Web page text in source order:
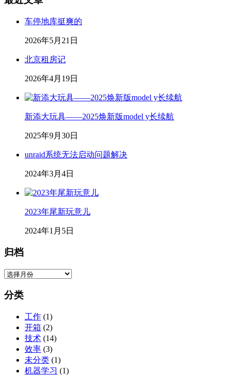
车停地库挺爽的
2026年5月21日
北京租房记
2026年4月19日
新添大玩具——2025焕新版model y长续航
2025年9月30日
unraid系统无法启动问题解决
2024年3月4日
2023年尾新玩意儿
2024年1月5日
归档
归
分类
工作 (1)
开箱 (2)
技术 (14)
效率 (3)
未分类 (1)
机器学习 (1)